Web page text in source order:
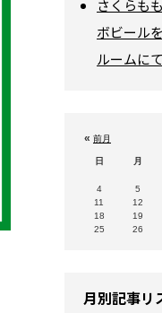
さくらも
ボビール
ルームに
« 前月
日 月
4
5
11
12
18
19
25
26
月別記事リ